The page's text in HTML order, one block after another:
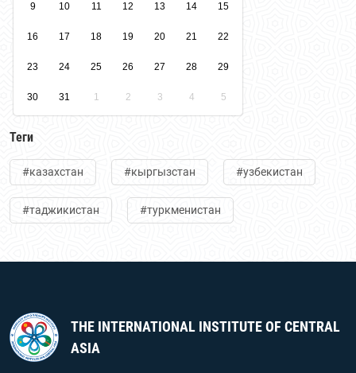
9 10 11 12 13 14 15
16 17 18 19 20 21 22
23 24 25 26 27 28 29
30 31 1 2 3 4 5
Теги
#казахстан #кыргызстан #узбекистан
#таджикистан #туркменистан
THE INTERNATIONAL INSTITUTE OF CENTRAL
ASIA